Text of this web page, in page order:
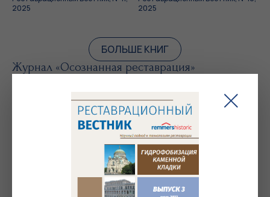
2025
2025
БОЛЬШЕ КНИГ
Журнал «Осознанная реставрация»